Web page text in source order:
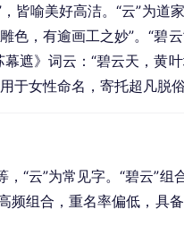
皆喻美好高洁。“云”为道
色，有逾画工之妙”。“碧
遮》词云：“碧云天，黄
于女性命名，寄托超凡脱俗
“云”为常见字。“碧云”组
频组合，重名率偏低，具